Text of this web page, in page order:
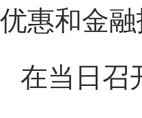
优惠和金
在当日召